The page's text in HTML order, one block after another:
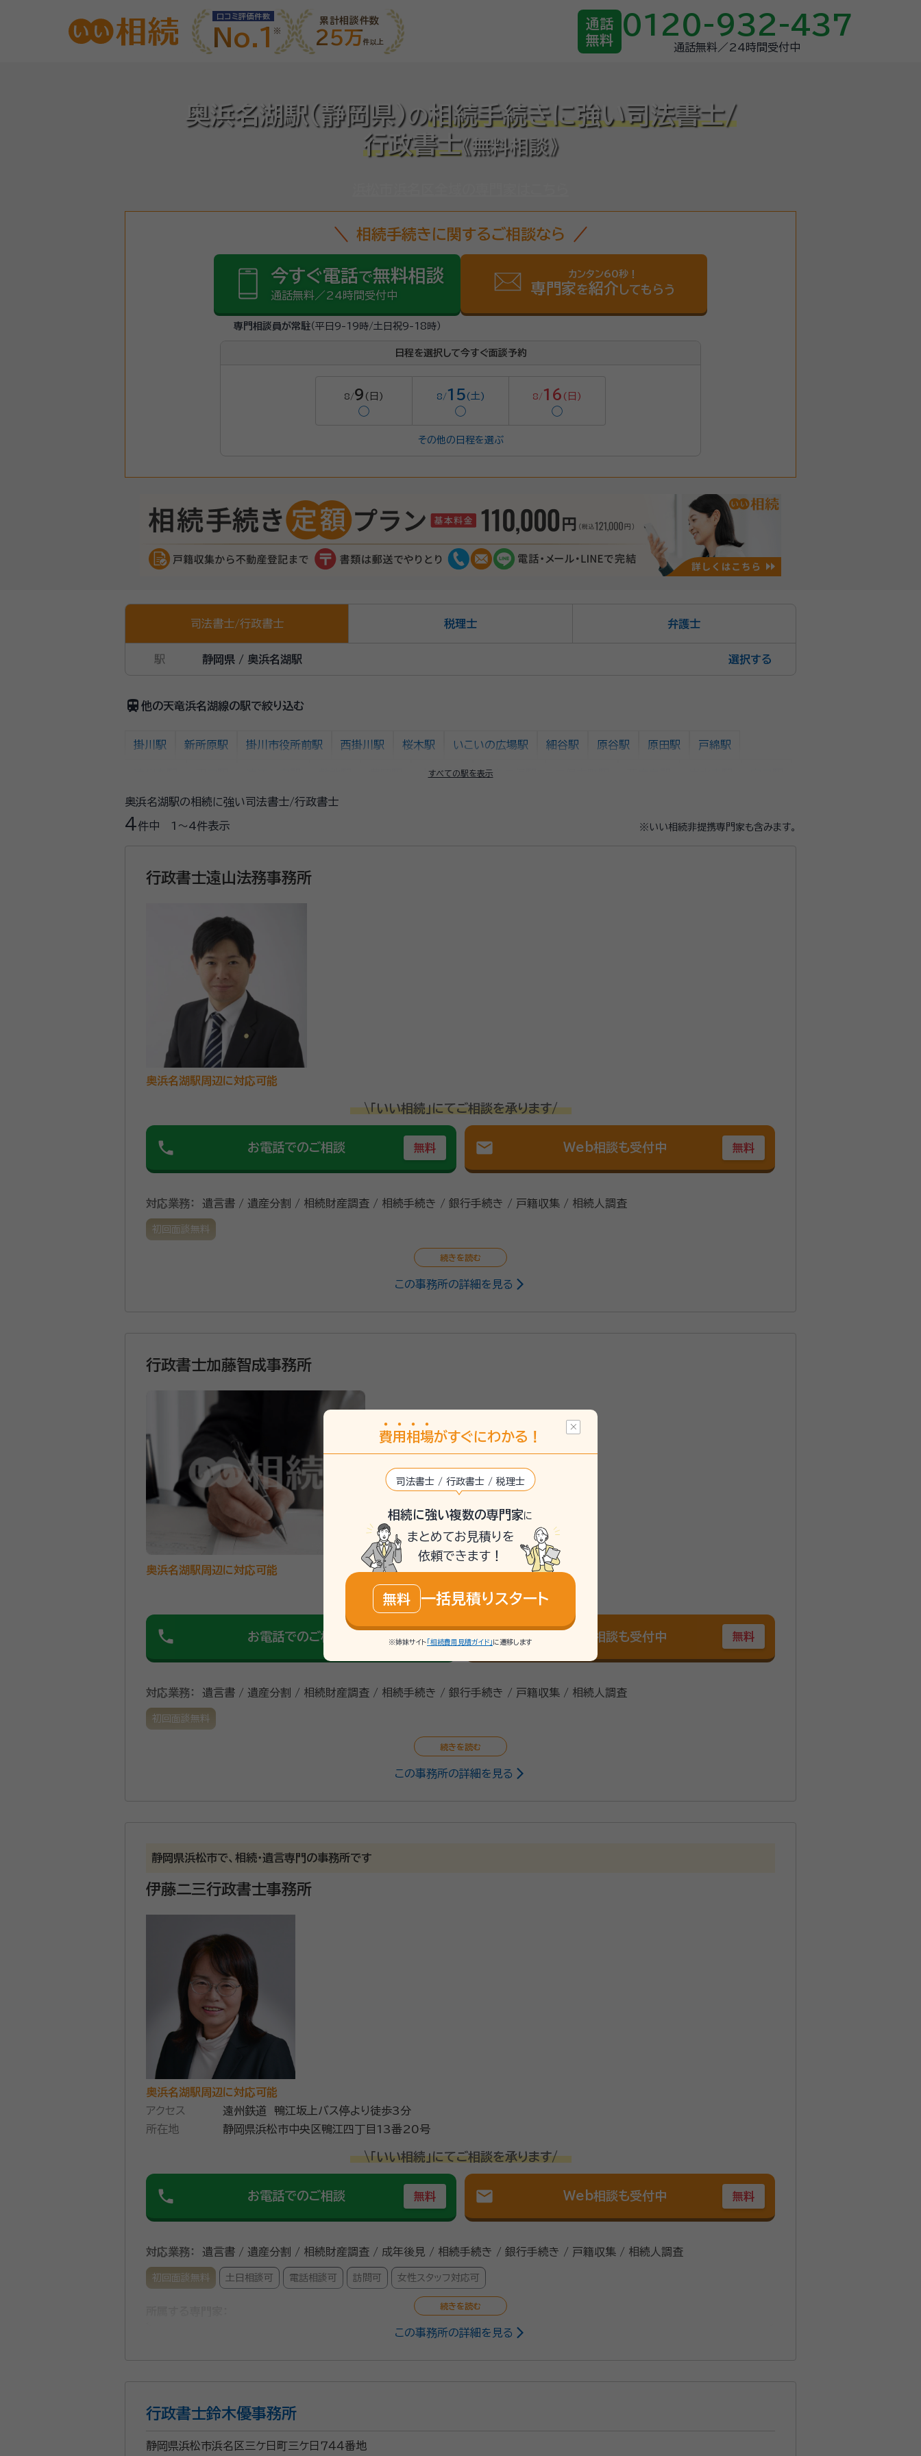
口コミ評価件数
No.1
累計相談件数
25万件以上
通話
無料
0120-932-437
通話無料／24時間受付中
奥浜名湖駅(静岡県) の相続手続きに強い司法書士/
行政書士《無料相談》
相続手続きに関するご相談なら
今すぐ電話で無料相談
通話無料／24時間受付中
専門相談員が常駐（平日9-19時/土日祝9-18時）
カンタン60秒！
専門家を紹介 してもらう
日程を選択して今すぐ面談予約
8/9 (日)
◯
8/15(土)
◯
8/16 (日)
◯
その他の日程を選ぶ
司法書士/行政書士 税理士 弁護士
駅 静岡県 / 奥浜名湖駅 選択
train 他の天竜浜名湖線の駅で絞り込む
すべての駅を表示
掛川駅 新所原駅 掛川市役所前駅 西掛川駅 桜木駅 いこいの広場駅 細谷駅 原谷駅 原田駅 戸綿駅
上野部駅 天竜二俣駅
フルーツパーク駅 都田駅 常葉大学前駅
都筑駅 三ヶ日駅
奥浜名湖駅の相続に強い司法書士/行政書士
4件中 1〜4件表示 ※いい相続非提携専門家も含みます。
行政書士遠山法務事務所
奥浜名湖駅周辺に対応可能
\「いい相続」にてご相談を承ります/
phone お電話でのご相談 無料 mail Web相談も受付中 無料
対応業務： 遺言書 / 遺産分割 / 相続財産調査 / 相続手続き / 銀行手続き / 戸籍収集 / 相続人調査
初回面談無料
この事務所の詳細を見る
行政書士加藤智成事務所
奥浜名湖駅周辺に対応可能
\「いい相続」にてご相談を承ります/
phone お電話でのご相談 無料 mail Web相談も受付中 無料
対応業務： 遺言書 / 遺産分割 / 相続財産調査 / 相続手続き / 銀行手続き / 戸籍収集 / 相続人調査
初回面談無料
この事務所の詳細を見る
静岡県浜松市で、相続・遺言専門の事務所です
伊藤二三行政書士事務所
奥浜名湖駅周辺に対応可能
アクセス
遠州鉄道 鴨江坂上バス停より徒歩3分
所在地
静岡県浜松市中央区鴨江四丁目13番20号
\「いい相続」にてご相談を承ります/
phone お電話でのご相談 無料 mail Web相談も受付中 無料
対応業務： 遺言書 / 遺産分割 / 相続財産調査 / 成年後見 / 相続手続き / 銀行手続き / 戸籍収集 / 相続人調査
初回面談無料 土日相談可 電話相談可 訪問可 女性スタッフ対応可
の想いを無事にお渡しするお手伝いをさせていただきます。
資格等：行政書士 介護福祉士
この事務所の詳細を見る
行政書士鈴木優事務所
静岡県浜松市浜名区三ケ日町三ケ日７４４番地
費用 相場がすぐにわかる！
司法書士 / 行政書士 / 税理士
相続に強い複数の専門家に
まとめてお見積りを
依頼できます！
無料 一括見積りスタート
※姉妹サイト 「相続費用見積ガイド」 に遷移します